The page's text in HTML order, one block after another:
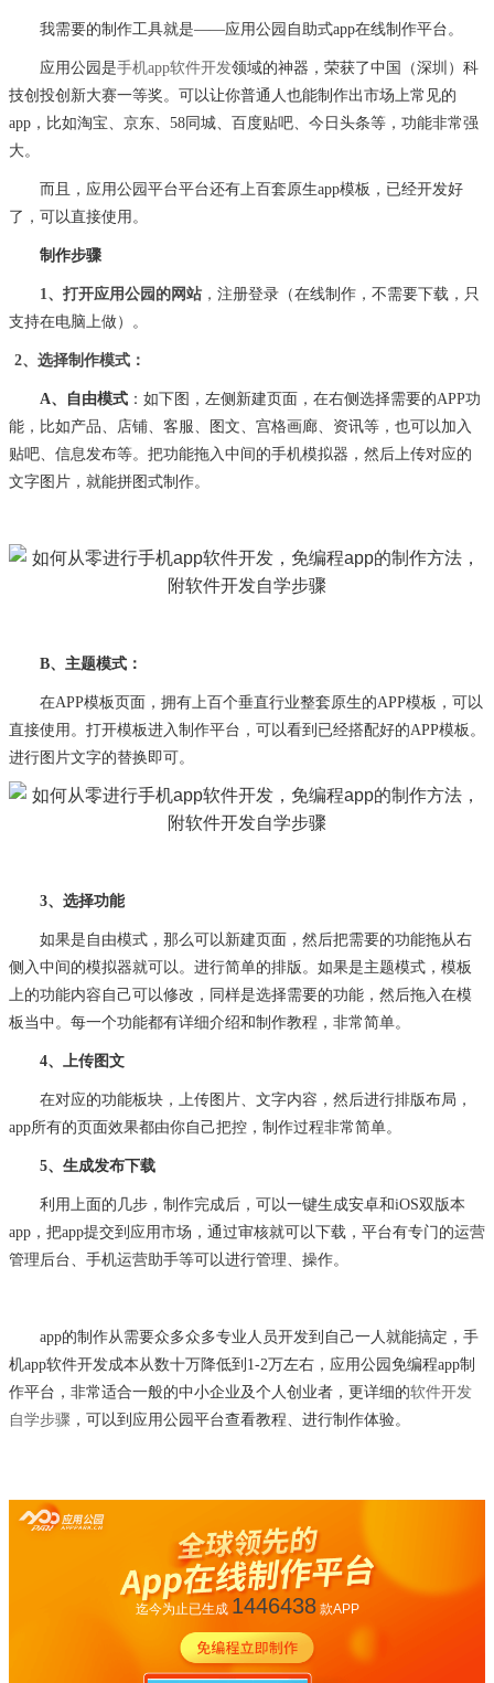
我需要的制作工具就是——应用公园自助式app在线制作平台。
应用公园是手机app软件开发领域的神器， 荣获了中国（深圳）科
技创投创新大赛一等奖。 可以让你普通人也能制作出市场上常见的
app，比如淘宝、京东、58同城、百度贴吧、今日头条等，功能非常强
大。
而且，应用公园平台平台还有上百套原生app模板，已经开发好
了，可以直接使用。
制作步骤
1、 打开应用公园的网站 ， 注册登录（在线制作，不需要下载，只
支持在电脑上做）。
2、选择制作模式：
A、 自由模式 ：如下图，左侧新建页面，在右侧选择需要的APP功
能，比如产品、店铺、客服、图文、宫格画廊、资讯等，也可以加入
贴吧、信息发布等。把功能拖入中间的手机模拟器，然后上传对应的
文字图片，就能拼图式制作。
B、 主题模式：
在APP模板页面，拥有上百个垂直行业整套原生的APP模板，可以
直接使用。打开模板进入制作平台，可以看到已经搭配好的APP模板。
进行图片文字的替换即可。
3、 选择功能
如果是自由模式，那么可以新建页面，然后把需要的功能拖从右
侧入中间的模拟器就可以。进行简单的排版。如果是主题模式，模板
上的功能内容自己可以修改，同样是选择需要的功能，然后拖入在模
板当中。每一个功能都有详细介绍和制作教程，非常简单。
4、上传图文
在对应的功能板块，上传图片、文字内容，然后进行排版布局，
app所有的页面效果都由你自己把控，制作过程非常简单。
5、生成发布下载
利用上面的几步，制作完成后，可以一键生成安卓和iOS双版本
app，把app提交到应用市场，通过审核就可以下载，平台有专门的运营
管理后台、手机运营助手等可以进行管理、操作。
app的制作从需要众多众多专业人员开发到自己一人就能搞定，手
机app软件开发成本从数十万降低到 1-2万左右，应用公园免编程app制
作平台，非常适合一般的中小企业及个人创业者，更详细的软件开发
自学步骤 ，可以到应用公园平台查看教程、进行制作体验。
迄今为止已生成 1446438款APP